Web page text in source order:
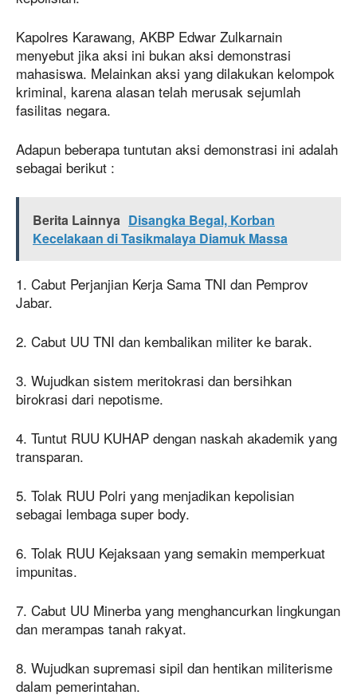
Kapolres Karawang, AKBP Edwar Zulkarnain
menyebut jika aksi ini bukan aksi demonstrasi
mahasiswa. Melainkan aksi yang dilakukan kelompok
kriminal, karena alasan telah merusak sejumlah
fasilitas negara.
Adapun beberapa tuntutan aksi demonstrasi ini adalah
sebagai berikut :
Berita Lainnya Disangka Begal, Korban
Kecelakaan di Tasikmalaya Diamuk Massa
1. Cabut Perjanjian Kerja Sama TNI dan Pemprov
Jabar.
2. Cabut UU TNI dan kembalikan militer ke barak.
3. Wujudkan sistem meritokrasi dan bersihkan
birokrasi dari nepotisme.
4. Tuntut RUU KUHAP dengan naskah akademik yang
transparan.
5. Tolak RUU Polri yang menjadikan kepolisian
sebagai lembaga super body.
6. Tolak RUU Kejaksaan yang semakin memperkuat
impunitas.
7. Cabut UU Minerba yang menghancurkan lingkungan
dan merampas tanah rakyat.
8. Wujudkan supremasi sipil dan hentikan militerisme
dalam pemerintahan.